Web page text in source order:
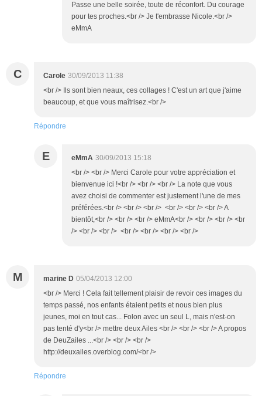
Passe une belle soirée, toute de réconfort. Du courage
pour tes proches.<br /> Je t'embrasse Nicole.<br />
eMmA
C Carole 30/09/2013 11:38
<br /> Ils sont bien neaux, ces collages ! C'est un art que j'aime
beaucoup, et que vous maîtrisez.<br />
Répondre
E eMmA 30/09/2013 15:18
<br /> <br /> Merci Carole pour votre appréciation et
bienvenue ici !<br /> <br /> <br /> La note que vous
avez choisi de commenter est justement l'une de mes
préférées.<br /> <br /> <br /> <br /> <br /> <br /> A
bientôt,<br /> <br /> <br /> eMmA<br /> <br /> <br /> <br
/> <br /> <br /> <br /> <br /> <br /> <br />
M marine D 05/04/2013 12:00
<br /> Merci ! Cela fait tellement plaisir de revoir ces images du
temps passé, nos enfants étaient petits et nous bien plus
jeunes, moi en tout cas... Folon avec un seul L, mais n'est-on
pas tenté d'y<br /> mettre deux Ailes <br /> <br /> <br /> A propos
de DeuZailes ...<br /> <br /> <br />
http://deuxailes.overblog.com/<br />
Répondre